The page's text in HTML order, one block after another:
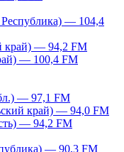
Республика) — 104,4
край) — 94,2 FM
— 100,4 FM
— 97,1 FM
край) — 94,0 FM
— 94,2 FM
— 90,3 FM